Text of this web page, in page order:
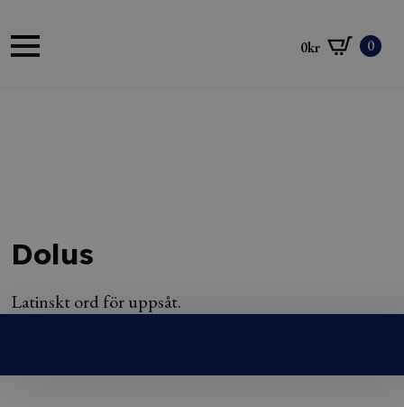
0kr 0
Dolus
Latinskt ord för uppsåt.